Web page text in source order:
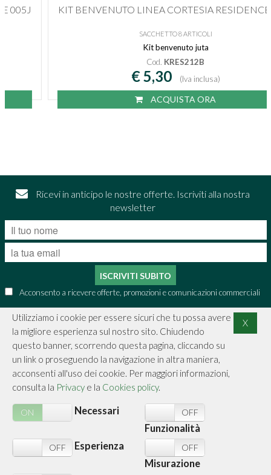
KIT BENVENUTO LINEA CORTESIA RESIDENCE 102J
SACCHETTO 8 ARTICOLI
Kit benvenuto juta
KRES212B
(Iva inclusa)
ACQUISTA ORA
Ricevi in anticipo le nostre offerte. Iscriviti alla nostra
newsletter
ISCRIVITI SUBITO
Acconsento a ricevere offerte, promozioni e comunicazioni commerciali
CONTATTI
INFORMAZIONI
ACQUISTI SICURI
SICUREZZA
Privacy Policy
Utilizziamo i cookie per essere sicuri che tu possa avere
la migliore esperienza sul nostro sito. Chiudendo
questo banner, scorrendo questa pagina, cliccando su
un link o proseguendo la navigazione in altra maniera,
acconsenti all'uso dei cookie. Per maggiori informazioni,
consulta la Privacy e la Cookies policy.
X
ON OFF
Necessari OFF
Funzionalità
OFF EsperienzaON OFF
Misurazione